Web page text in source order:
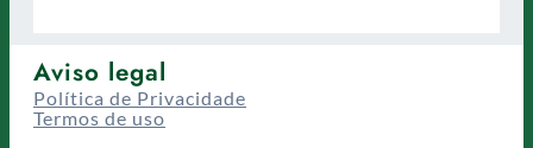
Aviso legal
Política de Privacidade
Termos de uso